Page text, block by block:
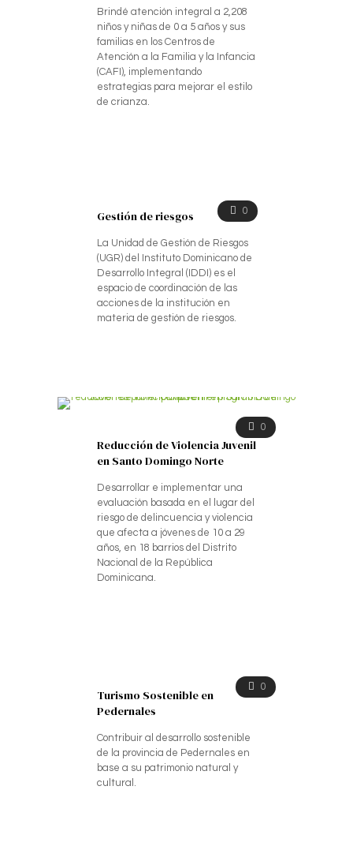
Brindé atención integral a 2,208
niños y niñas de 0 a 5 años y sus
familias en los Centros de
Atención a la Familia y la Infancia
(CAFI), implementando
estrategias para mejorar el estilo
de crianza.
0
Gestión de riesgos
La Unidad de Gestión de Riesgos
(UGR) del Instituto Dominicano de
Desarrollo Integral (IDDI) es el
espacio de coordinación de las
acciones de la institución en
materia de gestión de riesgos.
0
Reducción de Violencia Juvenil
en Santo Domingo Norte
Desarrollar e implementar una
evaluación basada en el lugar del
riesgo de delincuencia y violencia
que afecta a jóvenes de 10 a 29
años, en 18 barrios del Distrito
Nacional de la República
Dominicana.
0
Turismo Sostenible en
Pedernales
Contribuir al desarrollo sostenible
de la provincia de Pedernales en
base a su patrimonio natural y
cultural.